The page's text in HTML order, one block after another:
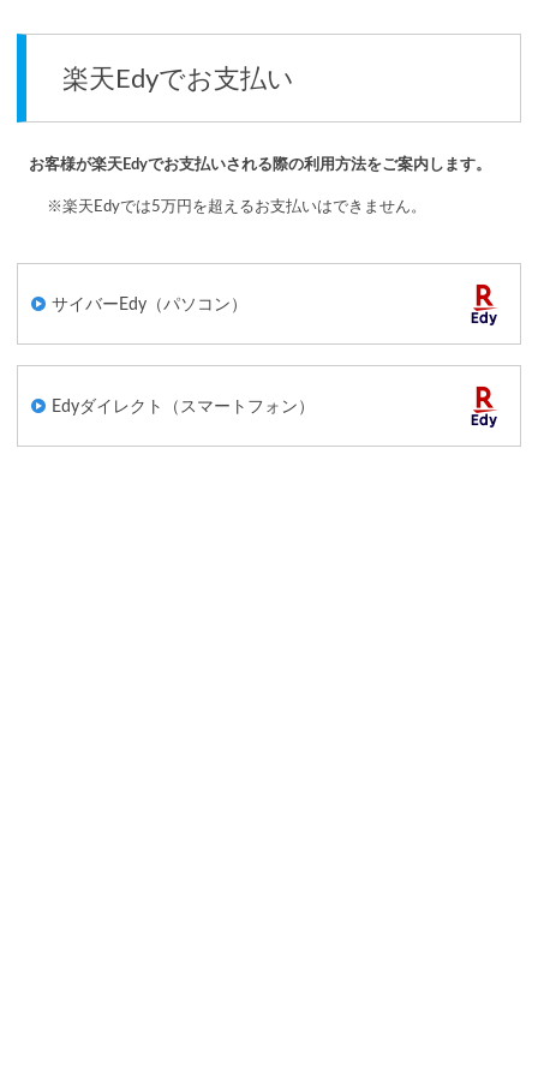
楽天Edyでお支払い
お客様が楽天Edyでお支払いされる際の利用方法をご案内します。
※楽天Edyでは5万円を超えるお支払いはできません。
サイバーEdy（パソコン）
Edyダイレクト（スマートフォン）